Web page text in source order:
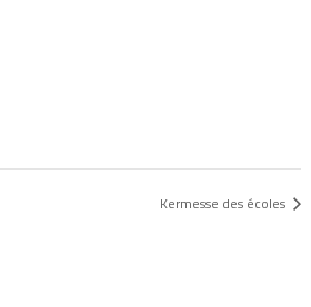
Kermesse des écoles